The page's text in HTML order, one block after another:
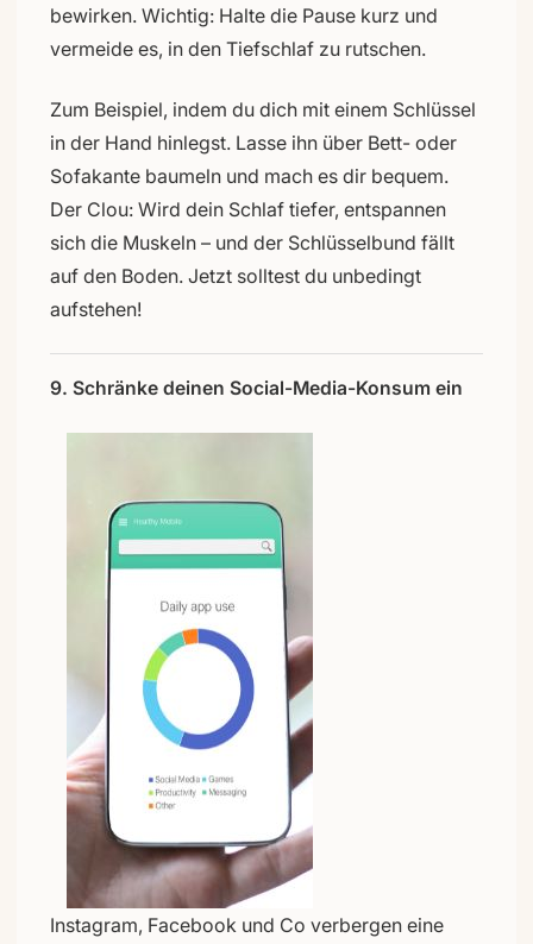
bewirken. Wichtig: Halte die Pause kurz und
vermeide es, in den Tiefschlaf zu rutschen.
Zum Beispiel, indem du dich mit einem Schlüssel
in der Hand hinlegst. Lasse ihn über Bett- oder
Sofakante baumeln und mach es dir bequem.
Der Clou: Wird dein Schlaf tiefer, entspannen
sich die Muskeln – und der Schlüsselbund fällt
auf den Boden. Jetzt solltest du unbedingt
aufstehen!
9. Schränke deinen Social-Media-Konsum ein
Instagram, Facebook und Co verbergen eine